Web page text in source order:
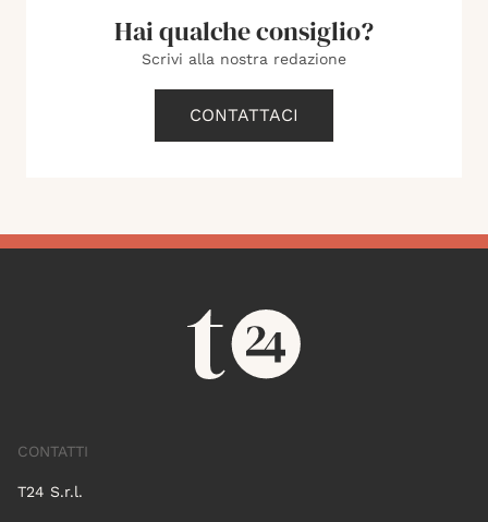
Hai qualche consiglio?
Scrivi alla nostra redazione
CONTATTACI
CONTATTI
T24 S.r.l.